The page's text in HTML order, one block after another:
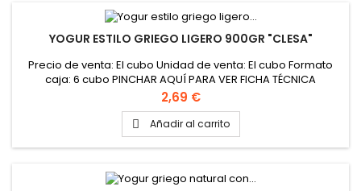
YOGUR ESTILO GRIEGO LIGERO 900GR "CLESA"
Precio de venta: El cubo Unidad de venta: El cubo Formato
caja: 6 cubo PINCHAR AQUÍ PARA VER FICHA TÉCNICA
Precio
2,69 €
 Añadir al carrito